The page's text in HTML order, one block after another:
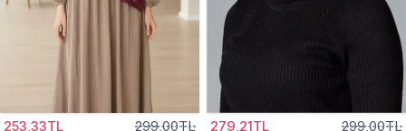
253,33TL 299,00TL 279,21TL 299,00TL